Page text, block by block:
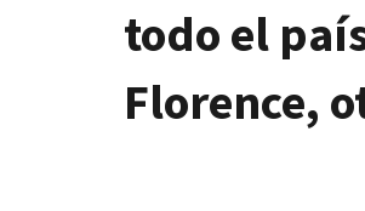
todo el
Florence,